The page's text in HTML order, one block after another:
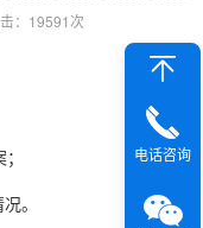
：19591次
。
电话咨询